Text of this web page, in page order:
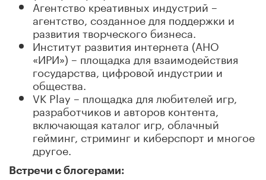
Агентство креативных индустрий –
агентство, созданное для поддержки и
развития творческого бизнеса.
Институт развития интернета (АНО
«ИРИ») – площадка для взаимодействия
государства, цифровой индустрии и
общества.
VK Play – площадка для любителей игр,
разработчиков и авторов контента,
включающая каталог игр, облачный
гейминг, стриминг и киберспорт и многое
другое.
Встречи с блогерами: